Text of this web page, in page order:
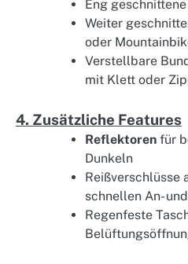
Eng
Weiter
oder
Verstellbare
mit Klett oder
4. Zusätzliche Features
Reflektoren für
Dunkeln
Reißverschlüsse
schnellen An-
Regenfeste